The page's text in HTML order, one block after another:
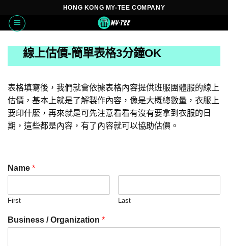
content
HONG KONG MY-TEE COMPANY
線上估價-簡單表格3分鐘OK
表格填寫後，我們就會依據表格內容提供班服團體服的線上
估價，基本上就是了解製作內容，像是大概總數量，衣服上
要印什麼，再來就是可先注意看看有沒有要拿到衣服的日
期，這些都是內容，有了內容就可以協助估價。
Name *
First Last
Business / Organization *